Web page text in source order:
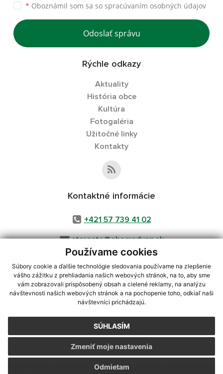
Používame cookies
Súbory cookie a ďalšie technológie sledovania používame na zlepšenie
vášho zážitku z prehliadania našich webových stránok, na to, aby sme
vám zobrazovali prispôsobený obsah a cielené reklamy, na analýzu
návštevnosti našich webových stránok a na pochopenie toho, odkiaľ naši
návštevníci prichádzajú.
SÚHLASÍM
Odmietam
Zmeniť moje nastavenia
* Oboznámil som sa so spracúvaním osobných údajov
Odoslať správu
Rýchle odkazy
Aktuality
História obce
Kultúra
Fotogaléria
Užitočné linky
Kontakty
Kontaktné informácie
+421 57 739 41 02
starosta@obecradvan.sk
využite možnosť získavania aktuálnych informácií s využitím RSS
CMS systém (redakčný) systém ECHELON 2,Mapa stránok,web portál
webex.digital, s.r.o.,domény,registrácia domény
Posledná aktualizácia:06.08.2026
Vytlačiť stránku|Vyhlásenie o prístupnosti